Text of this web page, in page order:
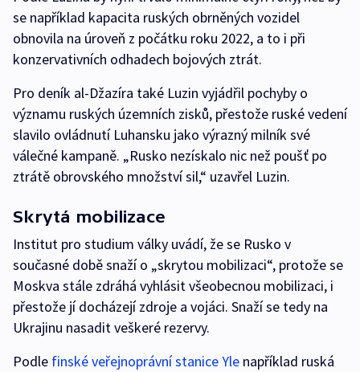
se například kapacita ruských obrněných vozidel
obnovila na úroveň z počátku roku 2022, a to i při
konzervativních odhadech bojových ztrát.
Pro deník al-Džazíra také Luzin vyjádřil pochyby o
významu ruských územních zisků, přestože ruské vedení
slavilo ovládnutí Luhansku jako výrazný milník své
válečné kampaně. „Rusko nezískalo nic než poušť po
ztrátě obrovského množství sil,“ uzavřel Luzin.
Skrytá mobilizace
Institut pro studium války uvádí, že se Rusko v
současné době snaží o „skrytou mobilizaci“, protože se
Moskva stále zdráhá vyhlásit všeobecnou mobilizaci, i
přestože jí docházejí zdroje a vojáci. Snaží se tedy na
Ukrajinu nasadit veškeré rezervy.
Podle finské veřejnoprávní stanice Yle například ruská